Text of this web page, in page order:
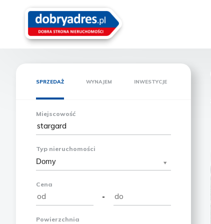
SPRZEDAŻ WYNAJEM INWESTYCJE
Miejscowość
Typ nieruchomości
Domy
Cena
-
Powierzchnia